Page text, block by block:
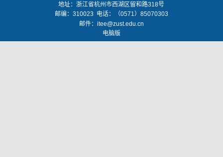
地址：浙江省杭州市西湖区留和路318号
邮编： 310023 电话：（0571）85070303
邮件： itee@zust.edu.cn
电脑版